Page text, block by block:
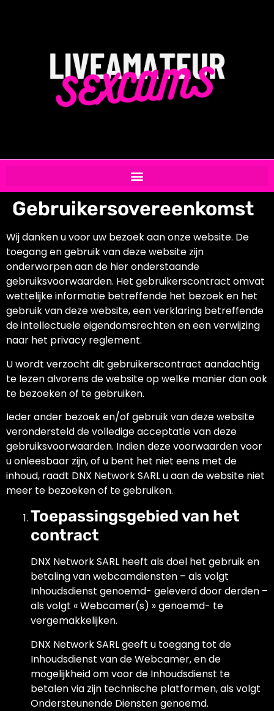
Gebruikersovereenkomst
Wij danken u voor uw bezoek aan onze website. De
toegang en gebruik van deze website zijn
onderworpen aan de hier onderstaande
gebruiksvoorwaarden. Het gebruikerscontract omvat
wettelijke informatie betreffende het bezoek en het
gebruik van deze website, een verklaring betreffende
de intellectuele eigendomsrechten en een verwijzing
naar het privacy reglement.
U wordt verzocht dit gebruikerscontract aandachtig
te lezen alvorens de website op welke manier dan ook
te bezoeken of te gebruiken.
Ieder ander bezoek en/of gebruik van deze website
verondersteld de volledige acceptatie van deze
gebruiksvoorwaarden. Indien deze voorwaarden voor
u onleesbaar zijn, of u bent het niet eens met de
inhoud, raadt DNX Network SARL u aan de website niet
meer te bezoeken of te gebruiken.
Toepassingsgebied van het
contract
DNX Network SARL heeft als doel het gebruik en
betaling van webcamdiensten – als volgt
Inhoudsdienst genoemd- geleverd door derden –
als volgt « Webcamer(s) » genoemd- te
vergemakkelijken.
DNX Network SARL geeft u toegang tot de
Inhoudsdienst van de Webcamer, en de
mogelijkheid om voor de Inhoudsdienst te
betalen via zijn technische platformen, als volgt
Ondersteunende Diensten genoemd.